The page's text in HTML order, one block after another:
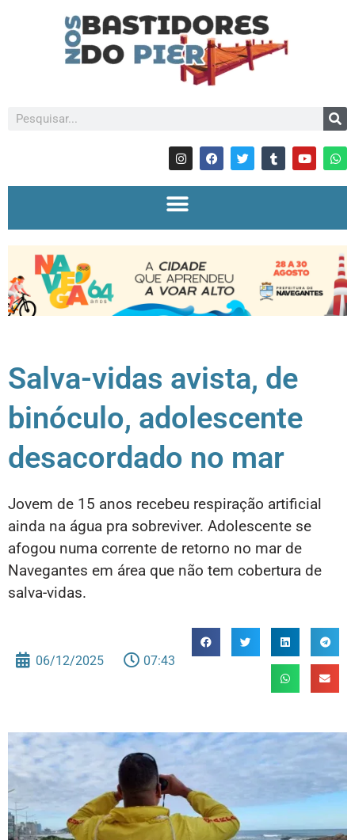
Salva-vidas avista, de
binóculo, adolescente
desacordado no mar
Jovem de 15 anos recebeu respiração artificial
ainda na água pra sobreviver. Adolescente se
afogou numa corrente de retorno no mar de
Navegantes em área que não tem cobertura de
salva-vidas.
06/12/2025 07:43